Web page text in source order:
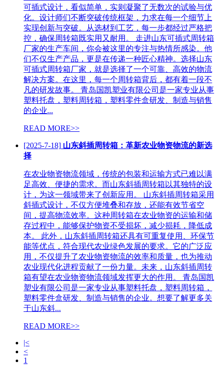
可插式设计，看似简单，实则凝聚了无数次的试验与优
化。设计师们不断突破传统框架，力求在每一个细节上
实现创新与突破。从选材到工艺，每一步都经过严格把
控，确保周转箱既实用又耐用。 走进山东可插式周转箱
厂家的生产车间，你会被这里的专注与热情所感染。他
们不仅生产产品，更是在传递一种匠心精神。选择山东
可插式周转箱厂家，就是选择了一个可靠、高效的物流
解决方案。在这里，每一个周转箱背后，都有着一段不
凡的研发故事。 青岛国凯塑业有限公司是一家专业从事
塑料托盘，塑料周转箱，塑料零件盒研发、制造与销售
的企业...
READ MORE>>
[2025-7-18] 山东斜插周转箱：革新农业物资物流的新选
择
在农业物资物流领域，传统的包装和运输方式已难以满
足高效、便捷的需求。而山东斜插周转箱以其独特的设
计，为这一领域带来了创新应用。 山东斜插周转箱采用
斜插式设计，不仅方便堆叠和存放，还能有效节省空
间，提高物流效率。这种周转箱在农业物资的运输和储
存过程中，能够保护物资不受损坏，减少损耗，降低成
本。 此外，山东斜插周转箱还具有可重复使用、环保节
能等优点，符合现代农业绿色发展的要求。它的广泛应
用，不仅提升了农业物资物流的效率和质量，也为推动
农业现代化进程贡献了一份力量。未来，山东斜插周转
箱有望在农业物资物流领域发挥更大的作用。 青岛国凯
塑业有限公司是一家专业从事塑料托盘，塑料周转箱，
塑料零件盒研发、制造与销售的企业。想要了解更多关
于山东斜...
READ MORE>>
|<
<
1